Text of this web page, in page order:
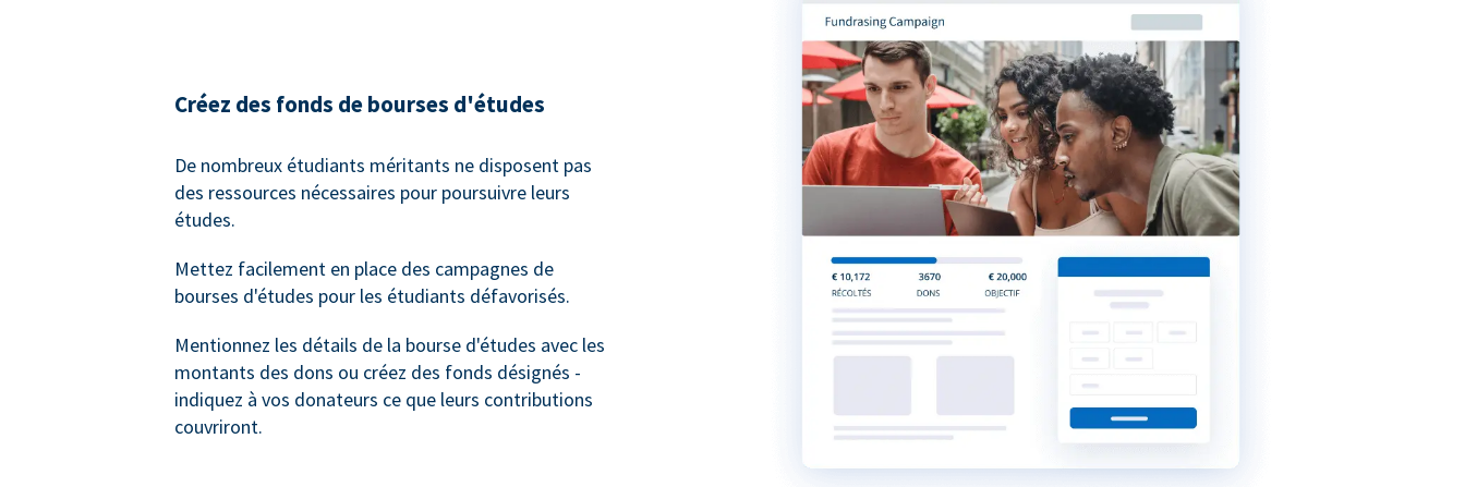
Créez des fonds de bourses d'études
De nombreux étudiants méritants ne disposent pas
des ressources nécessaires pour poursuivre leurs
études.
Mettez facilement en place des campagnes de
bourses d'études pour les étudiants défavorisés.
Mentionnez les détails de la bourse d'études avec les
montants des dons ou créez des fonds désignés -
indiquez à vos donateurs ce que leurs contributions
couvriront.